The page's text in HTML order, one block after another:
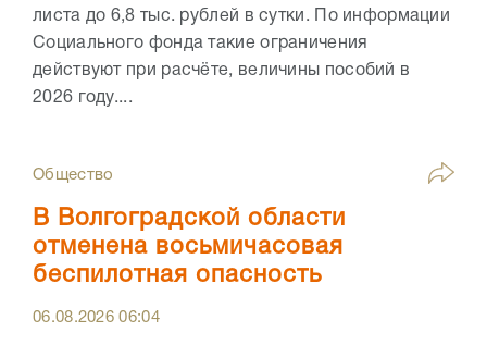
листа до 6,8 тыс. рублей в сутки. По информации
Социального фонда такие ограничения
действуют при расчёте, величины пособий в
2026 году....
Общество
В Волгоградской области
отменена восьмичасовая
беспилотная опасность
06.08.202606:04